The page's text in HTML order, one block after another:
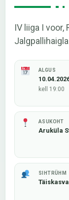
IV liiga I voor,
ALGUS
kell 19:00
ASUKOHT
Aruküla
SIHTRÜHM